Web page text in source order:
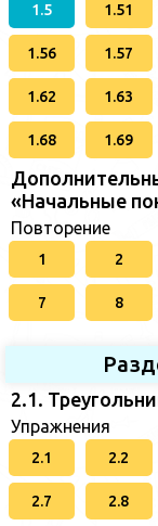
1.5 1.51
1.56 1.57
1.62 1.63
1.68 1.69
«Начальные
Повторение
1 2
7 8
2.1.
Упражнения
2.1 2.2
2.7 2.8